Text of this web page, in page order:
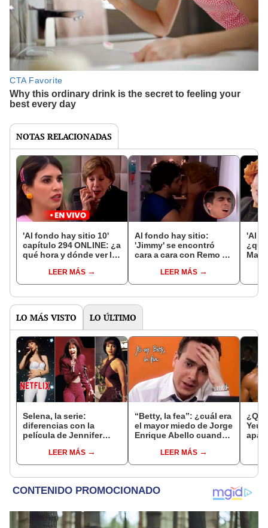
NOTAS RELACIONADAS
'Al fondo hay sitio 10'
capítulo 294 ONLINE: ¿a
qué hora y dónde ver la
[RESUMEN]
LEER MÁS
Al fondo hay sitio:
'Jimmy' se encontró
cara a cara con Remo y
beso que le dio
LEER MÁS
'Al
LO MÁS VISTO LO ÚLTIMO
Selena, la serie:
diferencias con la
película de Jennifer
LEER MÁS
“Betty, la fea”: ¿cuál era
el mayor miedo de Jorge
Enrique Abello cuando
LEER MÁS